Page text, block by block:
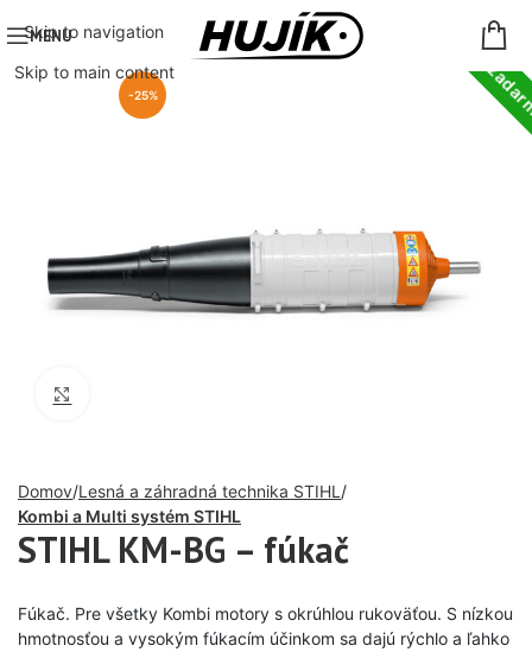
Skip to navigation
Skip to main content
MENU
-25%
Domov Lesná a záhradná technika STIHL
Kombi a Multi systém STIHL
STIHL KM-BG – fúkač
Fúkač. Pre všetky Kombi motory s okrúhlou rukoväťou. S nízkou
hmotnosťou a vysokým fúkacím účinkom sa dajú rýchlo a ľahko